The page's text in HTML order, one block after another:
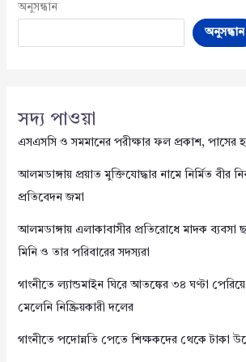
অনুসন্ধান
অনুসন্ধান
সদ্য পাওয়া
এসএসসি ও সমমানের পরীক্ষার ফল প্রকাশ, পাসের
আলমডাঙ্গায় প্রয়াত মুক্তিযোদ্ধার নামে নির্মিত বীর
প্রতিবেদন জমা
আলমডাঙ্গায় এলাকাবাসীর প্রতিরোধে মাদক ব্যবসা
মিনি ও তার পরিবারের সদস্যরা
গাংনীতে ল্যান্ডমাইন ঘিরে আতঙ্কের ৩৪ ঘণ্টা
মেলেনি নিষ্ক্রিয়কারী দলের
গাংনীতে পদোন্নতি পেতে শিক্ষকদের থেকে টাকা